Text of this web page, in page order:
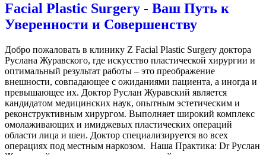
Facial Plastic Surgery - Ваш Путь к
Уверенности и Совершенству
Добро пожаловать в клинику Z Facial Plastic Surgery доктора
Руслана Журавского, где искусство пластической хирургии и
оптимальный результат работы – это преображение
внешности, совпадающее с ожиданиями пациента, а иногда и
превышающее их. Доктор Руслан Журавский является
кандидатом медицинских наук, опытным эстетическим и
реконструктивным хирургом. Выполняет широкий комплекс
омолаживающих и имиджевых пластических операций
области лица и шеи. Доктор специализируется во всех
операциях под местным наркозом. Наша Практика: Dr Руслан